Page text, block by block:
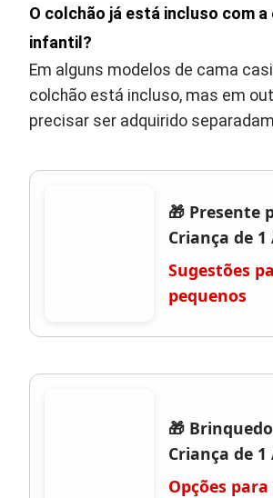
O colchão já está incluso com a
infantil?
Em alguns modelos de cama
colchão está incluso, mas em
precisar ser adquirido
🎁 Presente
Criança de 1
Sugestões
pequenos
🎁
Criança de 1
Opções